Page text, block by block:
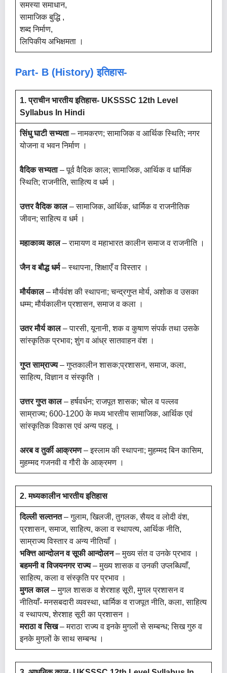
समस्या समाधान,
सामाजिक बुद्धि ,
शब्द निर्माण,
लिपिकीय अभिक्षमता ।
Part- B (History) इतिहास-
1. प्राचीन भारतीय इतिहास- UKSSSC 12th Level
Syllabus In Hindi
सिंधु घाटी सभ्यता– नामकरण; सामाजिक व आर्थिक स्थिति; नगर
योजना व भवन निर्माण ।
वैदिक सभ्यता– पूर्व वैदिक काल; सामाजिक, आर्थिक व धार्मिक
स्थिति; राजनीति, साहित्य व धर्म ।
उत्तर वैदिक काल– सामाजिक, आर्थिक, धार्मिक व राजनीतिक
जीवन; साहित्य व धर्म ।
महाकाव्य काल– रामायण व महाभारत कालीन समाज व राजनीति ।
जैन व बौद्ध धर्म– स्थापना, शिक्षाएँ व विस्तार ।
मौर्यकाल– मौर्यवंश की स्थापना; चन्द्रगुप्त मोर्य, अशोक व उसका
धम्म; मौर्यकालीन प्रशासन, समाज व कला ।
उतर मौर्य काल– पारसी, यूनानी, शक व कुषाण संपर्क तथा उसके
सांस्कृतिक प्रभाव; शुंग व आंध्र सातवाहन वंश ।
गुप्त साम्राज्य– गुप्तकालीन शासक;प्रशासन, समाज, कला,
साहित्य, विज्ञान व संस्कृति ।
उत्तर गुप्त काल– हर्षवर्धन; राजपूत शासक; चोल व पल्लव
साम्राज्य; 600-1200 के मध्य भारतीय सामाजिक, आर्थिक एवं
सांस्कृतिक विकास एवं अन्य पहलू ।
अरब व तुर्की आक्रमण– इस्लाम की स्थापना; मुहम्मद बिन कासिम,
मुहम्मद गजनवी व गौरी के आक्रमण ।
2. मध्यकालीन भारतीय इतिहास
दिल्ली सल्तनत– गुलाम, खिलजी, तुगलक, सैयद व लोदी वंश,
प्रशासन, समाज, साहित्य, कला व स्थापत्य, आर्थिक नीति,
साम्राज्य विस्तार व अन्य नीतियाँ ।
भक्त्ति आन्दोलन व सूफी आन्दोलन– मुख्य संत व उनके प्रभाव ।
बहमनी व विजयनगर राज्य– मुख्य शासक व उनकी उप्लब्धियाँ,
साहित्य, कला व संस्कृति पर प्रभाव ।
मुगल काल– मुगल शासक व शेरशाह सूरी, मुगल प्रशासन व
नीतियाँ- मनसबदारी व्यवस्था, धार्मिक व राजपूत नीति, कला, साहित्य
व स्थापत्य, शेरशाह सूरी का प्रशासन ।
मराठा व सिख– मराठा राज्य व इनके मुगलों से सम्बन्ध; सिख गुरु व
इनके मुगलों के साथ सम्बन्ध ।